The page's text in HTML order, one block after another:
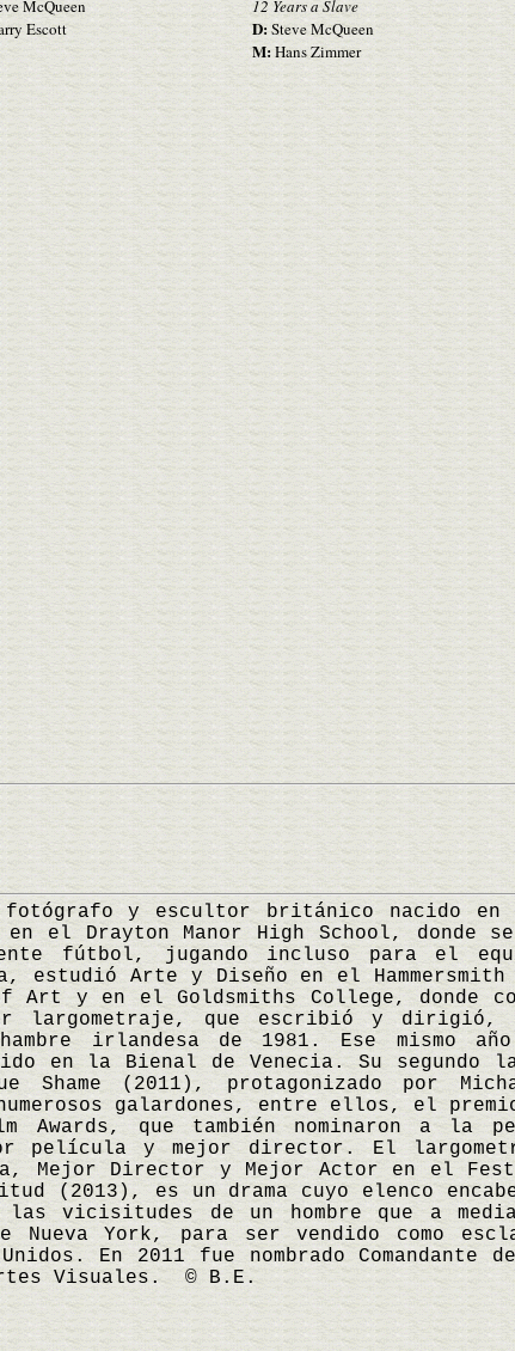
McQueen
Escott
12 Years a Slave
D: Steve McQueen
M:Hans Zimmer
y escultor británico nacido en
el Drayton Manor High School, donde
fútbol, jugando incluso para el
estudió Arte y Diseño en el Hammersmith
Art y en el Goldsmiths College, donde
largometraje, que escribió y dirigió,
irlandesa de 1981. Ese mismo
en la Bienal de Venecia. Su segundo
(2011), protagonizado por
galardones, entre ellos, el
Awards, que también nominaron a la
película y mejor director. El
Mejor Director y Mejor Actor en el
(2013), es un drama cuyo elenco
las vicisitudes de un hombre que a
Nueva York, para ser vendido como
En 2011 fue nombrado
Visuales. © B.E.